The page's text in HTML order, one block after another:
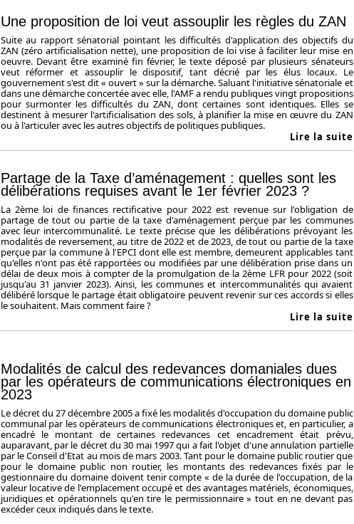
Une proposition de loi veut assouplir les règles du ZAN
Suite au rapport sénatorial pointant les difficultés d'application des objectifs du
ZAN (zéro artificialisation nette), une proposition de loi vise à faciliter leur mise en
oeuvre. Devant être examiné fin février, le texte déposé par plusieurs sénateurs
veut réformer et assouplir le dispositif, tant décrié par les élus locaux. Le
gouvernement s'est dit « ouvert » sur la démarche. Saluant l'initiative sénatoriale et
dans une démarche concertée avec elle, l'AMF a rendu publiques vingt propositions
pour surmonter les difficultés du ZAN, dont certaines sont identiques. Elles se
destinent à mesurer l'artificialisation des sols, à planifier la mise en œuvre du ZAN
ou à l'articuler avec les autres objectifs de politiques publiques.
Lire la suite
Partage de la Taxe d’aménagement : quelles sont les
délibérations requises avant le 1er février 2023 ?
La 2ème loi de finances rectificative pour 2022 est revenue sur l'obligation de
partage de tout ou partie de la taxe d'aménagement perçue par les communes
avec leur intercommunalité. Le texte précise que les délibérations prévoyant les
modalités de reversement, au titre de 2022 et de 2023, de tout ou partie de la taxe
perçue par la commune à l'EPCI dont elle est membre, demeurent applicables tant
qu'elles n'ont pas été rapportées ou modifiées par une délibération prise dans un
délai de deux mois à compter de la promulgation de la 2ème LFR pour 2022 (soit
jusqu'au 31 janvier 2023). Ainsi, les communes et intercommunalités qui avaient
délibéré lorsque le partage était obligatoire peuvent revenir sur ces accords si elles
le souhaitent. Mais comment faire ?
Lire la suite
Modalités de calcul des redevances domaniales dues
par les opérateurs de communications électroniques en
2023
Le décret du 27 décembre 2005 a fixé les modalités d'occupation du domaine public
communal par les opérateurs de communications électroniques et, en particulier, a
encadré le montant de certaines redevances cet encadrement était prévu,
auparavant, par le décret du 30 mai 1997 qui a fait l'objet d'une annulation partielle
par le Conseil d'Etat au mois de mars 2003. Tant pour le domaine public routier que
pour le domaine public non routier, les montants des redevances fixés par le
gestionnaire du domaine doivent tenir compte « de la durée de l'occupation, de la
valeur locative de l'emplacement occupé et des avantages matériels, économiques,
juridiques et opérationnels qu'en tire le permissionnaire » tout en ne devant pas
excéder ceux indiqués dans le texte.